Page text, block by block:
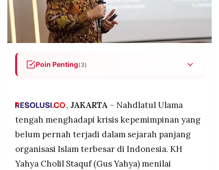
PRIVACY
POLICY
BERITA
WARGA
INFORMASI
IKLAN
KIRIM
TULISAN
PENGADUAN
OF
KAMI
Poin Penting(3)
pencopotannya cacat prosedur, Zulfa Mustofa
muncul pertama kali dalam sejarah modern NU,
mengubah sifat konflik dari struktural menjadi
perebutan sumber daya alam
, JAKARTA– Nahdlatul Ulama
tengah menghadapi krisis kepemimpinan yang
belum pernah terjadi dalam sejarah panjang
organisasi Islam terbesar di Indonesia. KH
Yahya Cholil Staquf (Gus Yahya) menilai